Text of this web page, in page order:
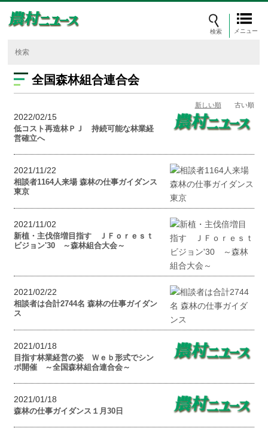
メニュー
全国森林組合連合会
新しい順 古い順
2022/02/15
低コスト再造林ＰＪ 持続可能な林業経
営確立へ
2021/11/22
相談者1164人来場 森林の仕事ガイダンス
東京
2021/11/02
新植・主伐倍増目指す ＪＦｏｒｅｓｔ
ビジョン'30 ～森林組合大会～
2021/02/22
相談者は合計2744名 森林の仕事ガイダン
ス
2021/01/18
目指す林業経営の姿 Ｗｅｂ形式でシン
ポ開催 ～全国森林組合連合会～
2021/01/18
森林の仕事ガイダンス１月30日